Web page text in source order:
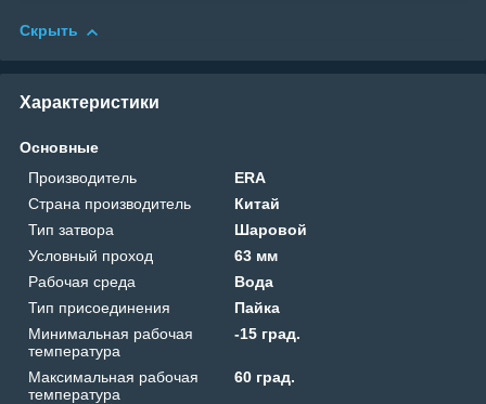
Скрыть
Характеристики
Основные
Производитель
ERA
Страна производитель
Китай
Тип затвора
Шаровой
Условный проход
63 мм
Рабочая среда
Вода
Тип присоединения
Пайка
Минимальная рабочая
температура
-15 град.
Максимальная рабочая
температура
60 град.